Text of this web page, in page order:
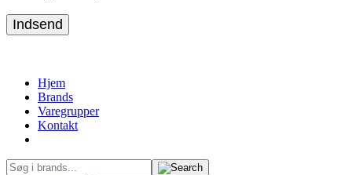
Indsend
Hjem
Brands
Varegrupper
Kontakt